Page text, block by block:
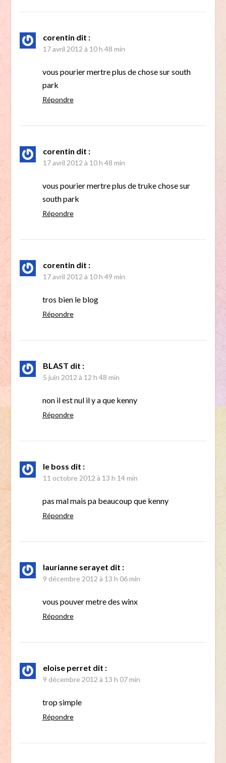
corentin dit :
17 avril 2012 à 10 h 48 min
vous pourier mertre plus de chose sur south
park
Répondre
corentin dit :
17 avril 2012 à 10 h 48 min
vous pourier mertre plus de truke chose sur
south park
Répondre
corentin dit :
17 avril 2012 à 10 h 49 min
tros bien le blog
Répondre
BLAST dit :
5 juin 2012 à 12 h 48 min
non il est nul il y a que kenny
Répondre
le boss dit :
11 octobre 2012 à 13 h 14 min
pas mal mais pa beaucoup que kenny
Répondre
laurianne serayet dit :
9 décembre 2012 à 13 h 06 min
vous pouver metre des winx
Répondre
eloise perret dit :
9 décembre 2012 à 13 h 07 min
trop simple
Répondre